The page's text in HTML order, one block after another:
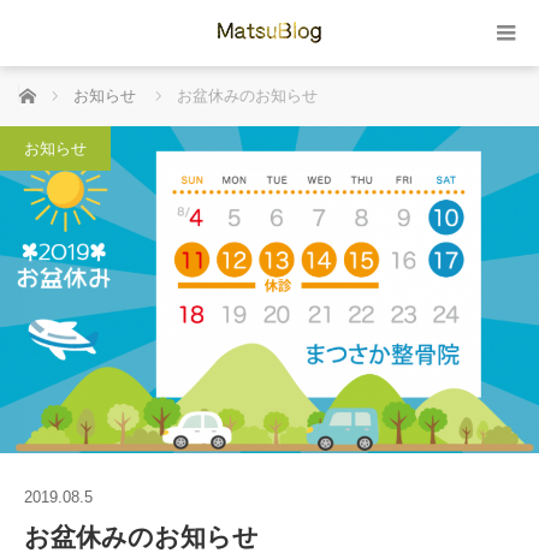
ホーム お知らせ お盆休みのお知らせ
お知らせ
2019.08.5
お盆休みのお知らせ